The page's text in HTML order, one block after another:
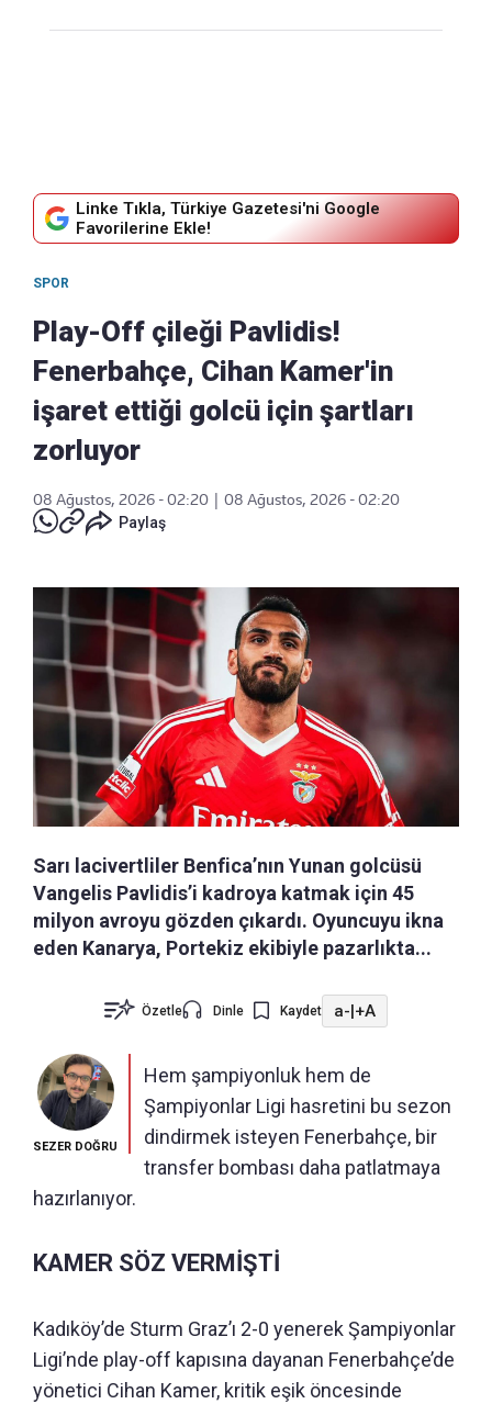
Linke Tıkla, Türkiye Gazetesi'ni Google
Favorilerine Ekle!
SPOR
Play-Off çileği Pavlidis!
Fenerbahçe, Cihan Kamer'in
işaret ettiği golcü için şartları
zorluyor
08 Ağustos, 2026 - 02:20
08 Ağustos, 2026 - 02:20
Paylaş
Sarı lacivertliler Benfica’nın Yunan golcüsü
Vangelis Pavlidis’i kadroya katmak için 45
milyon avroyu gözden çıkardı. Oyuncuyu ikna
eden Kanarya, Portekiz ekibiyle pazarlıkta...
Özetle Dinle Kaydet a-|+A
SEZER DOĞRU
Hem şampiyonluk hem de
Şampiyonlar Ligi hasretini bu sezon
dindirmek isteyen Fenerbahçe, bir
transfer bombası daha patlatmaya
hazırlanıyor.
KAMER SÖZ VERMİŞTİ
Kadıköy’de Sturm Graz’ı 2-0 yenerek Şampiyonlar
Ligi’nde play-off kapısına dayanan Fenerbahçe’de
yönetici Cihan Kamer, kritik eşik öncesinde